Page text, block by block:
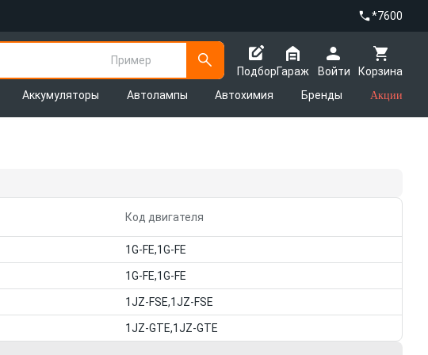
*7600
Пример
Подбор
Корзина
Гараж
Войти
Аккумуляторы Автолампы Автохимия Бренды Акции
Код двигателя
1G-FE,1G-FE
1G-FE,1G-FE
1JZ-FSE,1JZ-FSE
1JZ-GTE,1JZ-GTE